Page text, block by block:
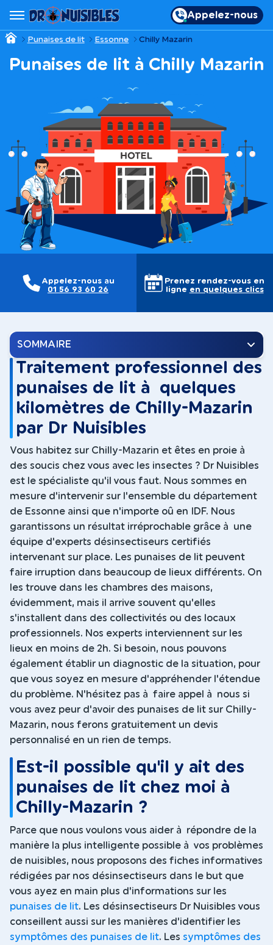
Appelez-nous
Punaises de lit Essonne Chilly Mazarin
Punaises de lit à Chilly Mazarin
Appelez-nous au
01 56 93 60 26
Prenez rendez-vous en
ligne en quelques clics
SOMMAIRE
Traitement professionnel des
punaises de lit à quelques
kilomètres de Chilly-Mazarin
par Dr Nuisibles
Vous habitez sur Chilly-Mazarin et êtes en proie à
des soucis chez vous avec les insectes ? Dr Nuisibles
est le spécialiste qu'il vous faut. Nous sommes en
mesure d'intervenir sur l'ensemble du département
de Essonne ainsi que n'importe oû en IDF. Nous
garantissons un résultat irréprochable grâce à une
équipe d'experts désinsectiseurs certifiés
intervenant sur place. Les punaises de lit peuvent
faire irruption dans beaucoup de lieux différents. On
les trouve dans les chambres des maisons,
évidemment, mais il arrive souvent qu'elles
s'installent dans des collectivités ou des locaux
professionnels. Nos experts interviennent sur les
lieux en moins de 2h. Si besoin, nous pouvons
également établir un diagnostic de la situation, pour
que vous soyez en mesure d'appréhender l'étendue
du problème. N'hésitez pas à faire appel à nous si
vous avez peur d'avoir des punaises de lit sur Chilly-
Mazarin, nous ferons gratuitement un devis
personnalisé en un rien de temps.
Est-il possible qu'il y ait des
punaises de lit chez moi à
Chilly-Mazarin ?
Parce que nous voulons vous aider à répondre de la
manière la plus intelligente possible à vos problèmes
de nuisibles, nous proposons des fiches informatives
rédigées par nos désinsectiseurs dans le but que
vous ayez en main plus d'informations sur les
punaises de lit. Les désinsectiseurs Dr Nuisibles vous
conseillent aussi sur les manières d'identifier les
symptômes des punaises de lit. Les symptômes des